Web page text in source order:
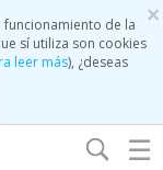
×
de la
sí utiliza son cookies
leer más), ¿deseas
☰